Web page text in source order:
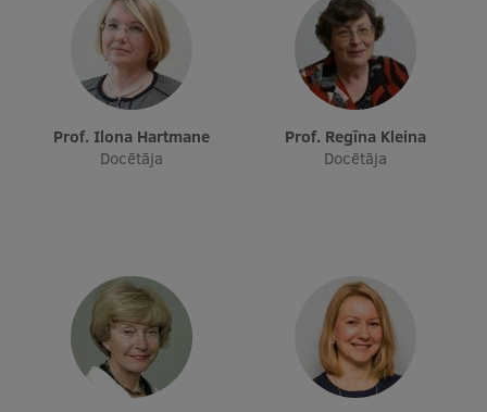
Prof. Ilona Hartmane
Docētāja
Prof. Regīna Kleina
Docētāja